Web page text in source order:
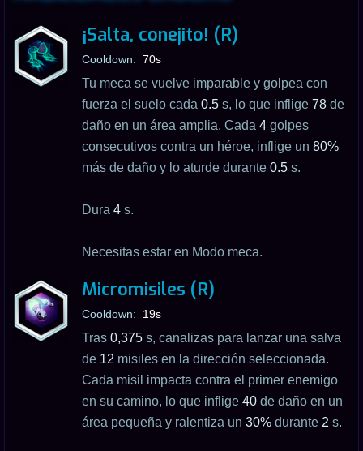
¡Salta, conejito! (R)
Cooldown: 70s
Tu meca se vuelve imparable y golpea con
fuerza el suelo cada 0.5 s, lo que inflige 78 de
daño en un área amplia. Cada 4 golpes
consecutivos contra un héroe, inflige un 80%
más de daño y lo aturde durante 0.5 s.
Dura 4 s.
Necesitas estar en Modo meca.
Micromisiles (R)
Cooldown: 19s
Tras 0,375 s, canalizas para lanzar una salva
de 12 misiles en la dirección seleccionada.
Cada misil impacta contra el primer enemigo
en su camino, lo que inflige 40 de daño en un
área pequeña y ralentiza un 30% durante 2 s.